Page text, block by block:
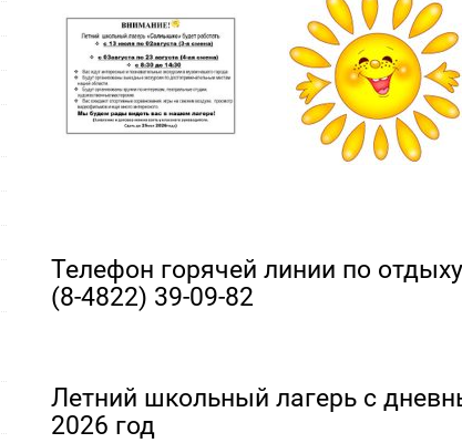
Телефон горячей линии по
(8-4822) 39-09-82
Летний школьный лагерь с
2026 год